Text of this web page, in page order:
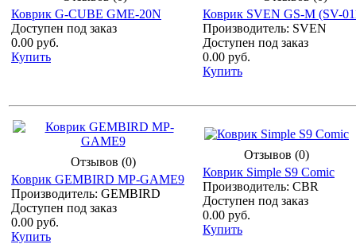
Коврик G-CUBE GME-20N
Доступен под заказ
0.00 руб.
Купить
Коврик SVEN GS-M (SV-
Производитель: SVEN
Доступен под заказ
0.00 руб.
Купить
Отзывов (0)
Коврик GEMBIRD MP-GAME9
Производитель: GEMBIRD
Доступен под заказ
0.00 руб.
Купить
Отзывов (0)
Коврик Simple S9 Comic
Производитель: CBR
Доступен под заказ
0.00 руб.
Купить